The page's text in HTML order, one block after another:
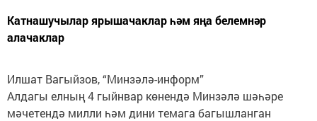
Катнашучылар ярышачаклар һәм яңа белемнәр
алачаклар
Илшат Вагыйзов, “Минзәлә-информ”
Алдагы елның 4 гыйнвар көнендә Минзәлә шәһәре
мәчетендә милли һәм дини темага багышланган